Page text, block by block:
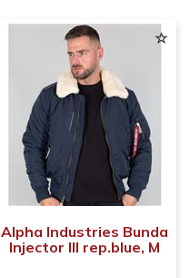
Alpha Industries Bunda
Injector III rep.blue, M